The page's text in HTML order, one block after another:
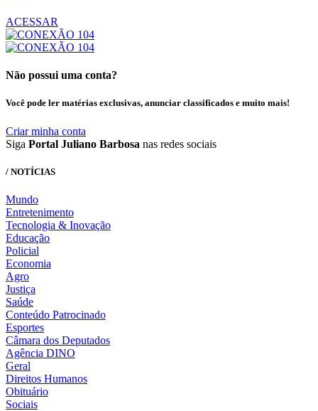
ACESSAR
Não possui uma conta?
Você pode ler matérias exclusivas, anunciar classificados e muito mais!
Criar minha conta
Siga Portal Juliano Barbosa nas redes sociais
/ NOTÍCIAS
Mundo
Entretenimento
Tecnologia & Inovação
Educação
Policial
Economia
Agro
Justiça
Saúde
Conteúdo Patrocinado
Esportes
Câmara dos Deputados
Agência DINO
Geral
Direitos Humanos
Obituário
Sociais